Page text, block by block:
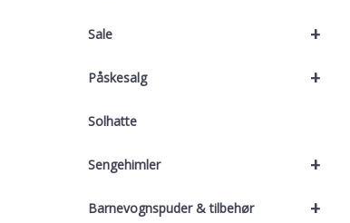
+
Sale
+
Påskesalg
Solhatte
+
Sengehimler
+
Barnevognspuder & tilbehør